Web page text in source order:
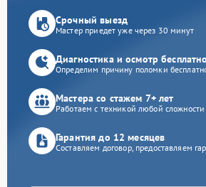
Срочный выезд
Мастер приедет уже через 30 минут
Диагностика и осмотр бесплатно
Определим причину поломки
Мастера со стажем 7+ лет
Работаем с техникой любой сложности
Гарантия до 12 месяцев
Составляем договор, предоставляем